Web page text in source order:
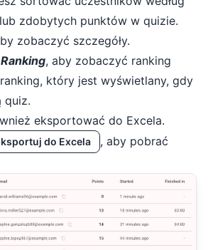
zdobytych punktów w quizie.
zobaczyć szczegóły.
Ranking, aby zobaczyć ranking
który jest wyświetlany, gdy
quiz.
eksportować do Excela.
do Excela
, aby pobrać